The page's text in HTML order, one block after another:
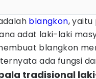
blangkon, yaitu
adat laki-laki
blangkon
ada fungsi
tradisional